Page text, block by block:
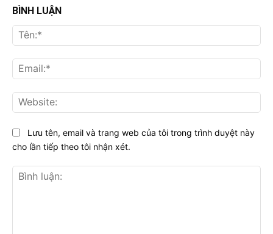
BÌNH LUẬN
Lưu tên, email và trang web của tôi trong trình duyệt này
cho lần tiếp theo tôi nhận xét.